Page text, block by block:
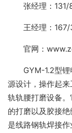
张经理：131/
王经理：167/
官网：
GYM-1.2型锂
源设计，操作起
轨轨腰打磨设备
的打磨以及胶接
是线路钢轨焊接